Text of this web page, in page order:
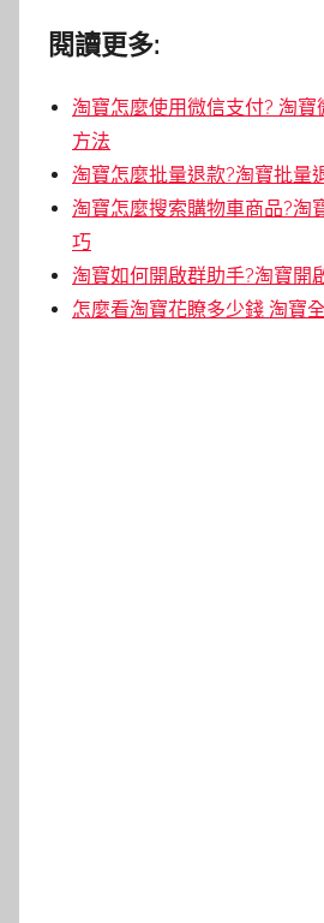
閱讀更多:
淘寶怎麼使用微信支付? 淘
方法
淘寶怎麼批量退款?淘寶批量
淘寶怎麼搜索購物車商品?淘
巧
淘寶如何開啟群助手?淘寶開
怎麼看淘寶花瞭多少錢 淘寶